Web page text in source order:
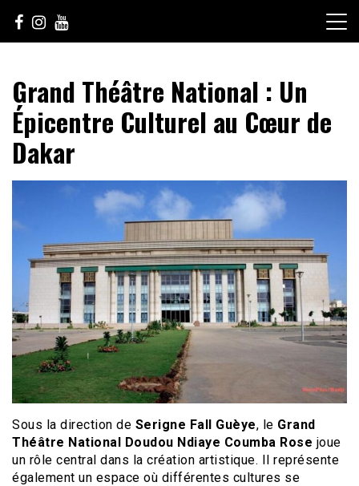
content
sunuculture
Grand Théâtre National : Un
Épicentre Culturel au Cœur de
Dakar
Sous la direction de Serigne Fall Guèye, le Grand
Théâtre National Doudou Ndiaye Coumba Rose joue
un rôle central dans la création artistique. Il représente
également un espace où différentes cultures se